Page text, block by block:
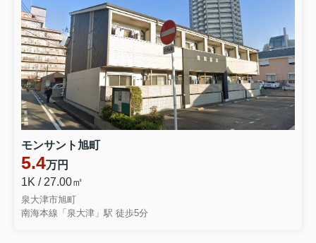
【キャッシュバック対象物件】
ジョイフル久米田
賃料5.2万円(管理費8.000円)
阪和線／久米田駅徒歩11分
2DK/50.21㎡
2026.08.04
【キャッシュバック対象物件】
モンサント旭町
5.4万円
1K / 27.00㎡
泉大津市旭町
南海本線「泉大津」駅 徒歩5分